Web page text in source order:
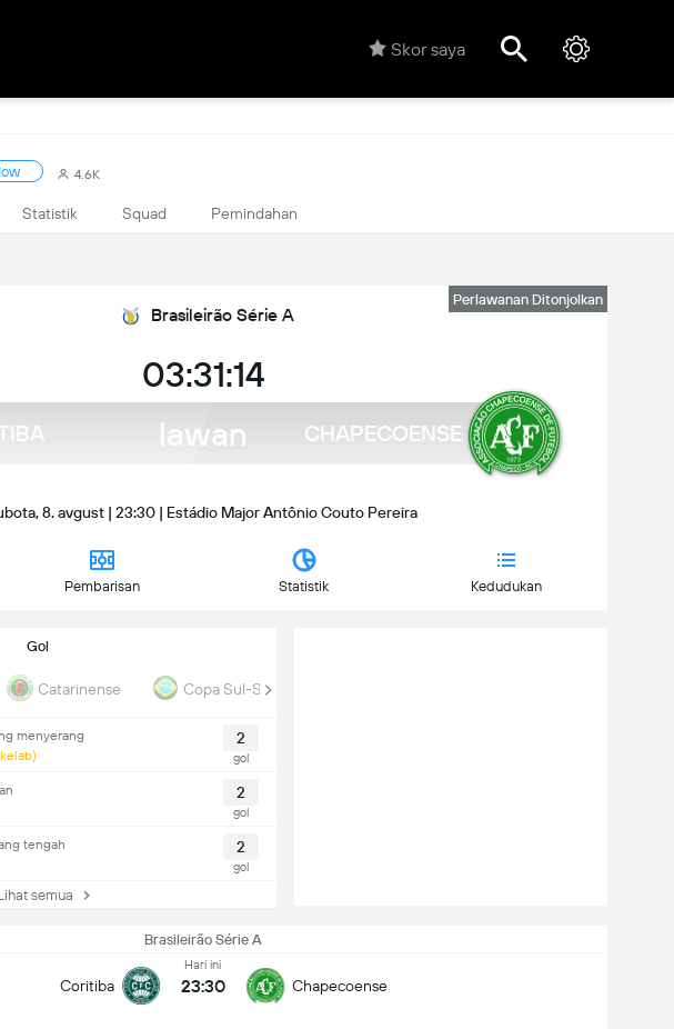
Skor saya
4.6K
Statistik Squad Pemindahan
Perlawanan Ditonjolkan
Brasileirão Série A
03:31:14
lawan CHAPECOENSE
8. avgust | 23:30 | Estádio Major Antônio Couto Pereira
Pembarisan Statistik Kedudukan
Gol
Catarinense Copa Sul-Sudeste
menyerang
2
gol
2
gol
tengah
2
gol
semua
Brasileirão Série A
Coritiba
Hari ini
23:30 Chapecoense